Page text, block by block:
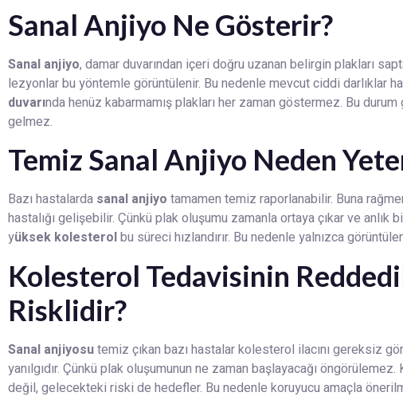
Sanal Anjiyo Ne Gösterir?
Sanal anjiyo, damar duvarından içeri doğru uzanan belirgin plakları
lezyonlar bu yöntemle görüntülenir. Bu nedenle mevcut ciddi darlıklar
duvarında henüz kabarmamış plakları her zaman göstermez. Bu
gelmez.
Temiz Sanal Anjiyo Neden
Bazı hastalarda sanal anjiyo tamamen temiz raporlanabilir. Buna
hastalığı gelişebilir. Çünkü plak oluşumu zamanla ortaya çıkar ve anlık
yüksek kolesterolbu süreci hızlandırır. Bu nedenle yalnızca
Kolesterol Tedavisinin
Risklidir?
Sanal anjiyosutemiz çıkan bazı hastalar kolesterol ilacını gereksiz
yanılgıdır. Çünkü plak oluşumunun ne zaman başlayacağı
değil, gelecekteki riski de hedefler. Bu nedenle koruyucu amaçla